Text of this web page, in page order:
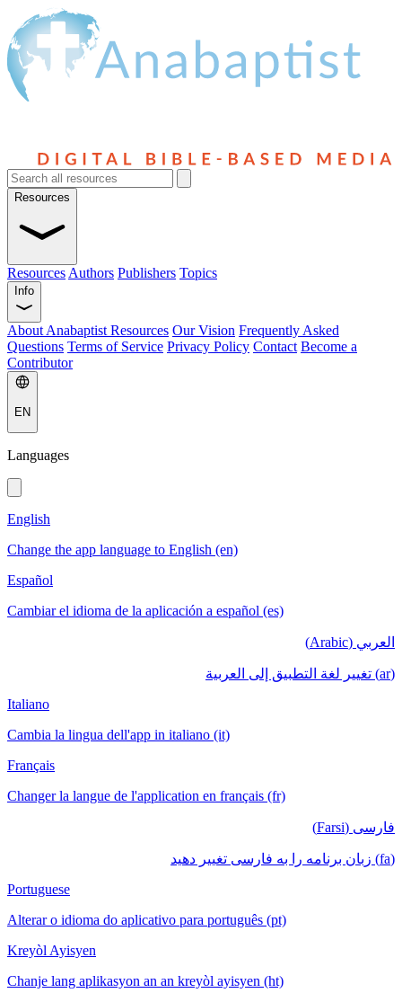
Resources
Resources Authors Publishers Topics
Info
About Anabaptist Resources Our Vision Frequently Asked
Questions Terms of Service Privacy Policy Contact Become a
Contributor
EN
Languages
English
Change the app language to English (en)
Español
Cambiar el idioma de la aplicación a español (es)
العربي (Arabic)
(ar) تغيير لغة التطبيق إلى العربية
Italiano
Cambia la lingua dell'app in italiano (it)
Français
Changer la langue de l'application en français (fr)
فارسی (Farsi)
(fa) زبان برنامه را به فارسی تغییر دهید
Portuguese
Alterar o idioma do aplicativo para português (pt)
Kreyòl Ayisyen
Chanje lang aplikasyon an an kreyòl ayisyen (ht)